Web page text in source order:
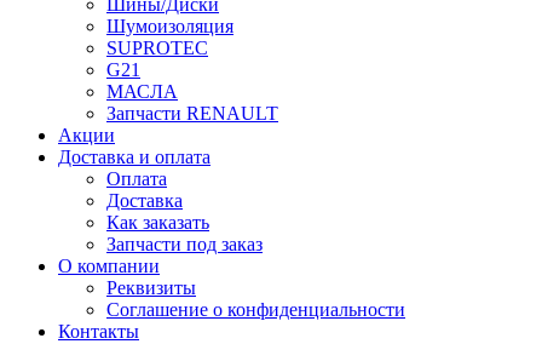
Шины/Диски
Шумоизоляция
SUPROTEC
G21
МАСЛА
Запчасти RENAULT
Акции
Доставка и оплата
Оплата
Доставка
Как заказать
Запчасти под заказ
О компании
Реквизиты
Соглашение о конфиденциальности
Контакты